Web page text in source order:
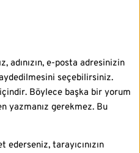
adınızın, e-posta adresinizin
seçebilirsiniz.
Böylece başka bir yorum
yazmanız gerekmez. Bu
tarayıcınızın